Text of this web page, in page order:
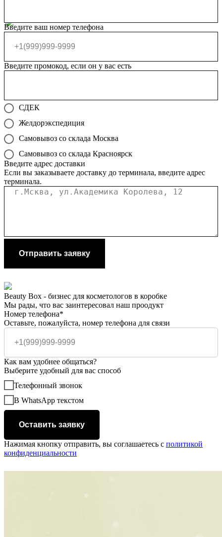
Введите ваш номер телефона
Введите промокод, если он у вас есть
СДЕК
Желдорэкспедиция
Самовывоз со склада Москва
Самовывоз со склада Красноярск
Введите адрес доставки
Если вы заказываете доставку до терминала, введите адрес
терминала.
Отправить заявку
Beauty Box - бизнес для косметологов в коробке
Мы рады, что вас заинтересовал наш проодукт
Номер телефона*
Оставьте, пожалуйста, номер телефона для связи
Как вам удобнее общаться?
Выберите удобный для вас способ
Телефонный звонок
В WhatsApp текстом
Оставить заявку
Нажимая кнопку отправить, вы соглашаетесь с политикой
конфиденциальности